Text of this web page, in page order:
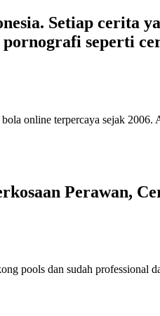
Setiap cerita
seperti
online terpercaya sejak 2006.
Perawan,
pools dan sudah professional